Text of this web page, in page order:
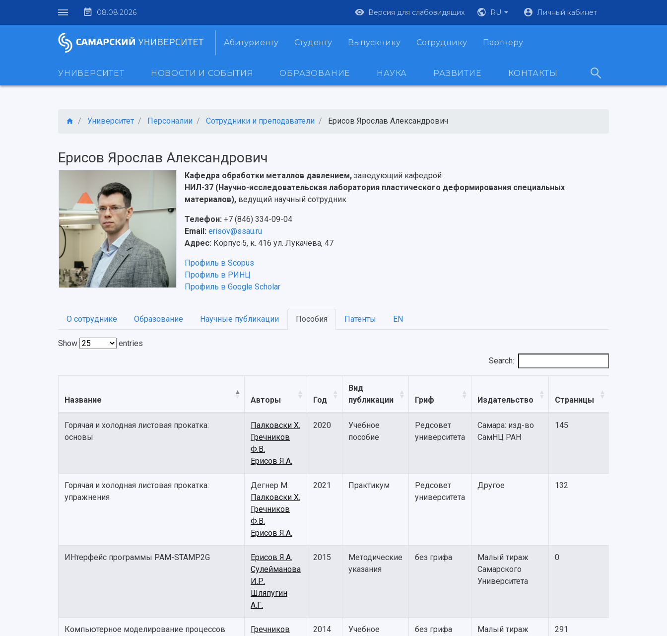
08.08.2026 Версия для слабовидящих RU Личный кабинет
Абитуриенту Студенту Выпускнику Сотруднику Партнеру
УНИВЕРСИТЕТ НОВОСТИ И СОБЫТИЯ ОБРАЗОВАНИЕ НАУКА РАЗВИТИЕ КОНТАКТЫ
Университет Персоналии Сотрудники и преподаватели Ерисов Ярослав Александрович
Ерисов Ярослав Александрович
Кафедра обработки металлов давлением,заведующий кафедрой
НИЛ-37 (Научно-исследовательская лаборатория пластического деформирования специальных
материалов), ведущий научный сотрудник
Телефон: +7 (846) 334-09-04
Email: erisov@ssau.ru
Адрес: Корпус 5, к. 416 ул. Лукачева, 47
Профиль в Scopus
Профиль в РИНЦ
Профиль в Google Scholar
О сотруднике Образование Научные публикации Пособия Патенты EN
Show
entries
Search:
Название Авторы Год
Вид
публикации
Гриф Издательство Страницы
Горячая и холодная листовая прокатка:
основы
Палковски Х.
Гречников
Ф.В.
Ерисов Я.А.
2020
Учебное
пособие
Редсовет
университета
Самара: изд-во
СамНЦ РАН
145
Горячая и холодная листовая прокатка:
упражнения
Дегнер М.
Палковски Х.
Гречников
Ф.В.
Ерисов Я.А.
2021 Практикум
Редсовет
университета
Другое 132
ИНтерфейс программы PAM-STAMP2G
Ерисов Я.А.
Сулейманова
И.Р.
Шляпугин
А.Г.
2015
Методические
указания
без грифа
Малый тираж
Самарского
Университета
0
Компьютерное моделирование процессов
Гречников
2014
Учебное
без грифа
Малый тираж
291